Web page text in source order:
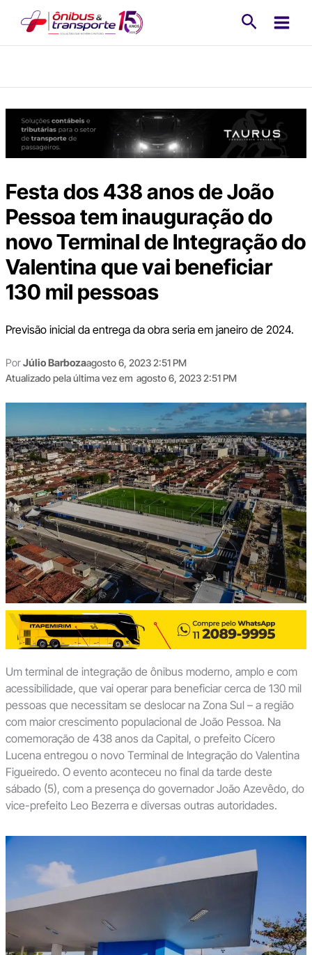
Festa dos 438 anos de João
Pessoa tem inauguração do
novo Terminal de Integração do
Valentina que vai beneficiar
130 mil pessoas
Previsão inicial da entrega da obra seria em janeiro de 2024.
PorJúlio Barbozaagosto 6, 2023 2:51 PM
Atualizado pela última vez em agosto 6, 2023 2:51 PM
Um terminal de integração de ônibus moderno, amplo e com
acessibilidade, que vai operar para beneficiar cerca de 130 mil
pessoas que necessitam se deslocar na Zona Sul – a região
com maior crescimento populacional de João Pessoa. Na
comemoração de 438 anos da Capital, o prefeito Cícero
Lucena entregou o novo Terminal de Integração do Valentina
Figueiredo. O evento aconteceu no final da tarde deste
sábado (5), com a presença do governador João Azevêdo, do
vice-prefeito Leo Bezerra e diversas outras autoridades.